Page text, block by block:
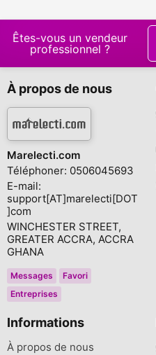
Êtes-vous un vendeur
professionnel ?
À propos de nous
Marelecti.com
Téléphoner: 0506045693
E-mail:
support[AT]marelecti[DOT
]com
WINCHESTER STREET,
GREATER ACCRA, ACCRA
GHANA
Messages
Favori
Entreprises
Informations
À propos de nous